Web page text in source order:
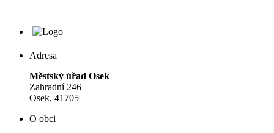
Adresa
Městský úřad Osek
Zahradní 246
Osek, 41705
O obci